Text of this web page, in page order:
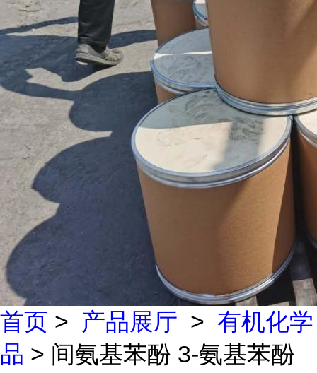
首页 > 产品展厅 > 有机化学
品 > 间氨基苯酚 3-氨基苯酚